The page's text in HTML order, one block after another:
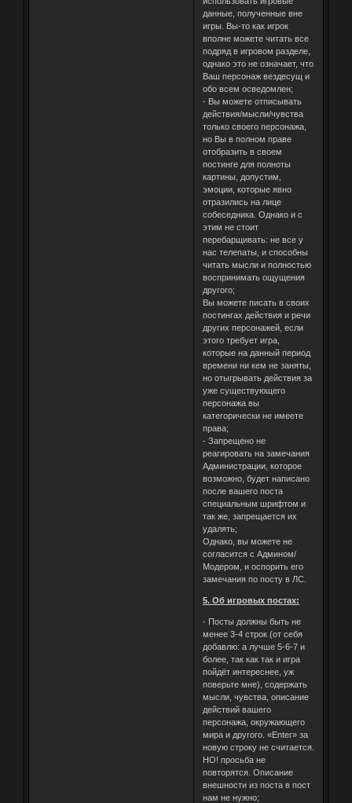
данные, полученные вне
игры. Вы-то как игрок
вполне можете читать все
подряд в игровом разделе,
однако это не означает, что
Ваш персонаж вездесущ и
обо всем осведомлен;
- Вы можете отписывать
действия/мысли/чувства
только своего персонажа,
но Вы в полном праве
отобразить в своем
постинге для полноты
картины, допустим,
эмоции, которые явно
отразились на лице
собеседника. Однако и с
этим не стоит
перебарщивать: не все у
нас телепаты, и способны
читать мысли и полностью
воспринимать ощущения
другого;
Вы можете писать в своих
постингах действия и речи
других персонажей, если
этого требует игра,
которые на данный период
времени ни кем не заняты,
но отыгрывать действия за
уже существующего
персонажа вы
категорически не имеете
права;
- Запрещено не
реагировать на замечания
Администрации, которое
возможно, будет написано
после вашего поста
специальным шрифтом и
так же, запрещается их
удалять;
Однако, вы можете не
согласится с Админом/
Модером, и оспорить его
замечания по посту в ЛС.
5. Об игровых постах:
- Посты должны быть не
менее 3-4 строк (от себя
добавлю: а лучше 5-6-7 и
более, так как так и игра
пойдёт интереснее, уж
поверьте мне), содержать
мысли, чувства, описание
действий вашего
персонажа, окружающего
мира и другого. «Enter» за
новую строку не считается.
НО! просьба не
повторятся. Описание
внешности из поста в пост
нам не нужно;